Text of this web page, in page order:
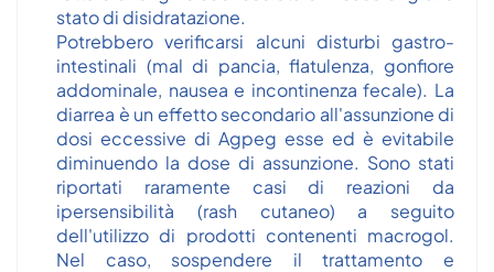
stato di disidratazione.
Potrebbero verificarsi alcuni disturbi gastro-
intestinali (mal di pancia, flatulenza, gonfiore
addominale, nausea e incontinenza fecale). La
diarrea è un effetto secondario all'assunzione di
dosi eccessive di Agpeg esse ed è evitabile
diminuendo la dose di assunzione. Sono stati
riportati raramente casi di reazioni da
ipersensibilità (rash cutaneo) a seguito
dell'utilizzo di prodotti contenenti macrogol.
Nel caso, sospendere il trattamento e